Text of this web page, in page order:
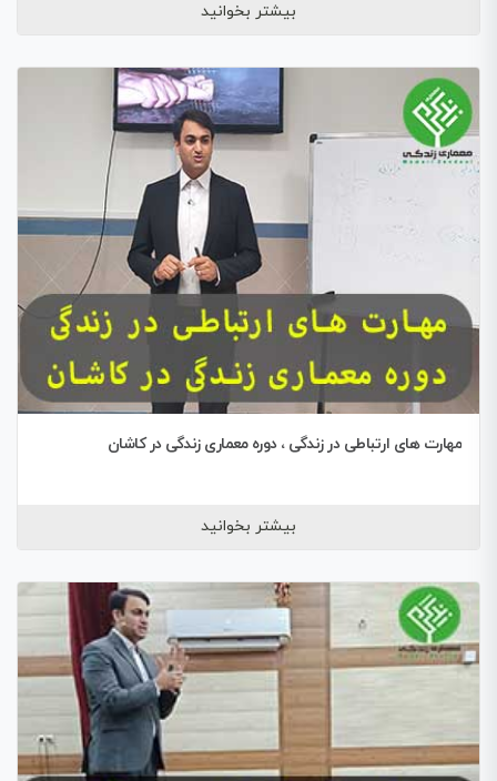
بیشتر بخوانید
مهارت های ارتباطی در زندگی ، دوره معماری زندگی در کاشان
بیشتر بخوانید